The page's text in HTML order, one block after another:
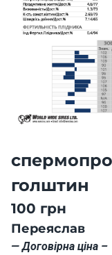
голштин
100 грн
Переяслав
— Договірна ціна –